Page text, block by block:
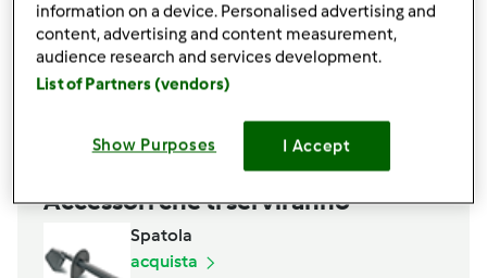
olio
sale
pepe
Accessori che ti serviranno
Spatola
acquista
information on a device. Personalised advertising and
content, advertising and content measurement,
audience research and services development.
List of Partners (vendors)
Show Purposes I Accept